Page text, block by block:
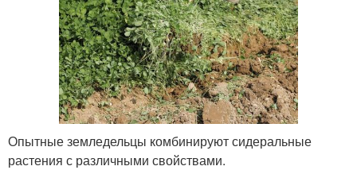
Опытные земледельцы комбинируют сидеральные
растения с различными свойствами.